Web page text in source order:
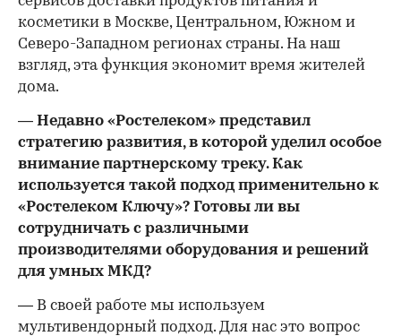
косметики в Москве, Центральном, Южном и
Северо-Западном регионах страны. На наш
взгляд, эта функция экономит время жителей
дома.
— Недавно «Ростелеком» представил
стратегию развития, в которой уделил особое
внимание партнерскому треку. Как
используется такой подход применительно к
«Ростелеком Ключу»? Готовы ли вы
сотрудничать с различными
производителями оборудования и решений
для умных МКД?
— В своей работе мы используем
мультивендорный подход. Для нас это вопрос